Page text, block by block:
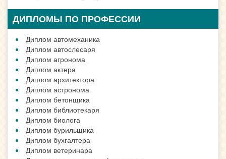
ДИПЛОМЫ ПО ПРОФЕССИИ
Диплом автомеханика
Диплом автослесаря
Диплом агронома
Диплом актера
Диплом архитектора
Диплом астронома
Диплом бетонщика
Диплом библиотекаря
Диплом биолога
Диплом бурильщика
Диплом бухгалтера
Диплом ветеринара